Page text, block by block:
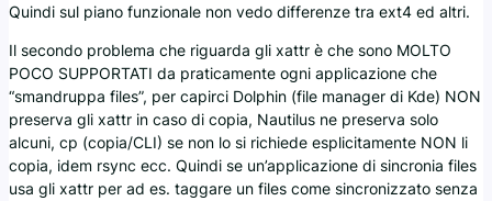
Quindi sul piano funzionale non vedo differenze tra ext4 ed altri.
Il secondo problema che riguarda gli xattr è che sono MOLTO
POCO SUPPORTATI da praticamente ogni applicazione che
“smandruppa files”, per capirci Dolphin (file manager di Kde) NON
preserva gli xattr in caso di copia, Nautilus ne preserva solo
alcuni, cp (copia/CLI) se non lo si richiede esplicitamente NON li
copia, idem rsync ecc. Quindi se un’applicazione di sincronia files
usa gli xattr per ad es. taggare un files come sincronizzato senza